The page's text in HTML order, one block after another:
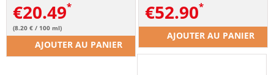
€20.49
(8.20 € / 100 ml)
AJOUTER AU PANIER
€52.90
AJOUTER AU PANIER